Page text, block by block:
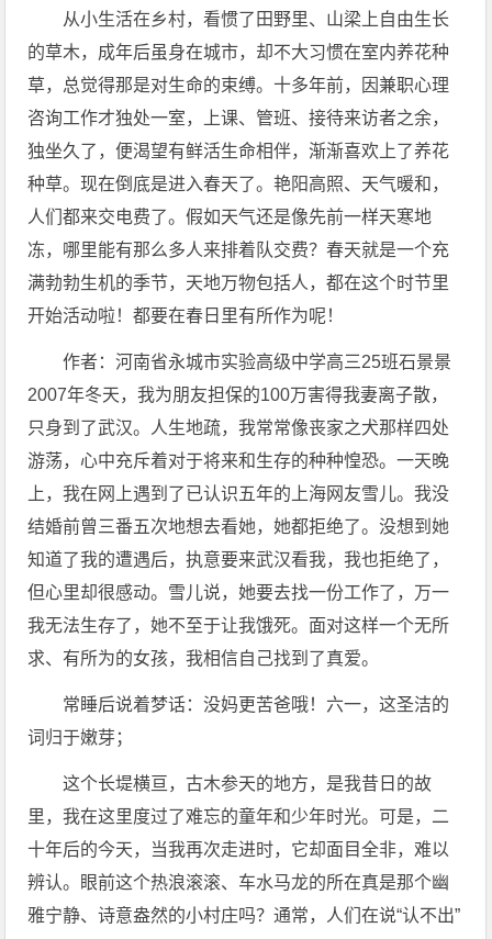
从小生活在乡村，看惯了田野里、山梁上自由生长
的草木，成年后虽身在城市，却不大习惯在室内养花种
草，总觉得那是对生命的束缚。十多年前，因兼职心理
咨询工作才独处一室，上课、管班、接待来访者之余，
独坐久了，便渴望有鲜活生命相伴，渐渐喜欢上了养花
种草。现在倒底是进入春天了。艳阳高照、天气暖和，
人们都来交电费了。假如天气还是像先前一样天寒地
冻，哪里能有那么多人来排着队交费？春天就是一个充
满勃勃生机的季节，天地万物包括人，都在这个时节里
开始活动啦！都要在春日里有所作为呢！
作者：河南省永城市实验高级中学高三25班石景景
2007年冬天，我为朋友担保的100万害得我妻离子散，
只身到了武汉。人生地疏，我常常像丧家之犬那样四处
游荡，心中充斥着对于将来和生存的种种惶恐。一天晚
上，我在网上遇到了已认识五年的上海网友雪儿。我没
结婚前曾三番五次地想去看她，她都拒绝了。没想到她
知道了我的遭遇后，执意要来武汉看我，我也拒绝了，
但心里却很感动。雪儿说，她要去找一份工作了，万一
我无法生存了，她不至于让我饿死。面对这样一个无所
求、有所为的女孩，我相信自己找到了真爱。
常睡后说着梦话：没妈更苦爸哦！六一，这圣洁的
词归于嫩芽；
这个长堤横亘，古木参天的地方，是我昔日的故
里，我在这里度过了难忘的童年和少年时光。可是，二
十年后的今天，当我再次走进时，它却面目全非，难以
辨认。眼前这个热浪滚滚、车水马龙的所在真是那个幽
雅宁静、诗意盎然的小村庄吗？通常，人们在说“认不出”